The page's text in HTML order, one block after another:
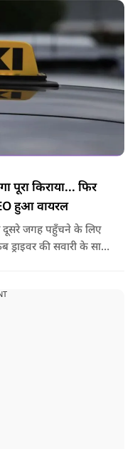
पूरा किराया... फिर
हुआ वायरल
जगह पहुँचने के लिए
की सवारी के साथ
और ड्राइवर से गाड़ी